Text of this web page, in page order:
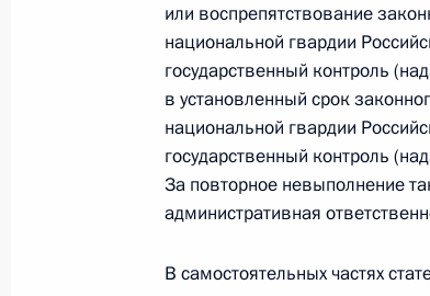
Внесены изменения в Закон
выбор места пребывания и
271 Гражданского
1 июля 2021 года, 12:50
Внесены изменения в закон
или воспрепятствование
национальной гвардии
государственный контроль
в установленный срок
национальной гвардии
государственный контроль
За повторное невыполнение
административная
В самостоятельных частях